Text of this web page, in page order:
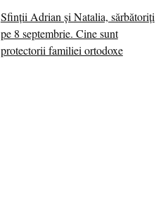
Sfinții Adrian și Natalia, sărbătoriți
pe 8 septembrie. Cine sunt
protectorii familiei ortodoxe